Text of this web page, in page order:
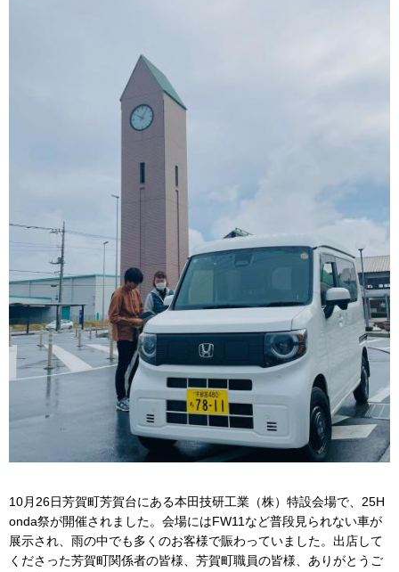
10月26日芳賀町芳賀台にある本田技研工業（株）特設会場で、25H
onda祭が開催されました。会場にはFW11など普段見られない車が
展示され、雨の中でも多くのお客様で賑わっていました。出店して
くださった芳賀町関係者の皆様、芳賀町職員の皆様、ありがとうご